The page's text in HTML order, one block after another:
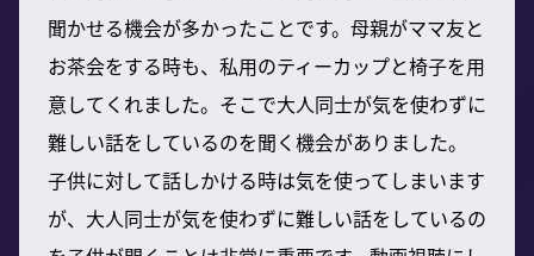
聞かせる機会が多かったことです。母親がママ友と
お茶会をする時も、私用のティーカップと椅子を用
意してくれました。そこで大人同士が気を使わずに
難しい話をしているのを聞く機会がありました。
子供に対して話しかける時は気を使ってしまいます
が、大人同士が気を使わずに難しい話をしているの